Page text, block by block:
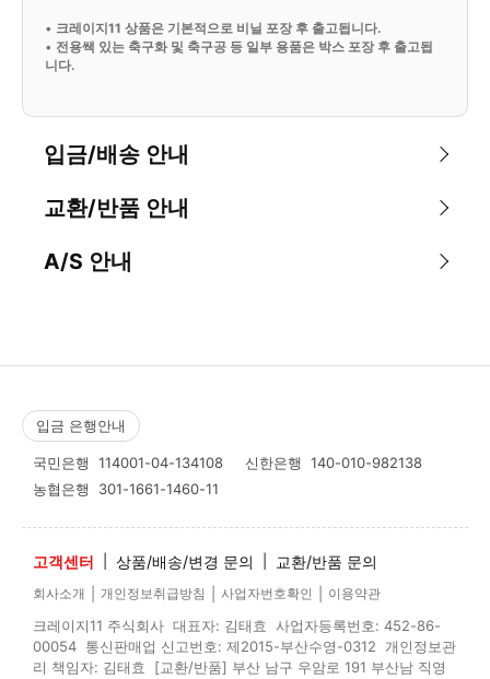
• 크레이지11 상품은 기본적으로 비닐 포장 후 출고됩니다.
• 전용쌕 있는 축구화 및 축구공 등 일부 용품은 박스 포장 후 출고됩
니다.
입금/배송 안내
교환/반품 안내
A/S 안내
입금 은행안내
국민은행 114001-04-134108 신한은행 140-010-982138
농협은행 301-1661-1460-11
고객센터 상품/배송/변경 문의 교환/반품 문의
회사소개 개인정보취급방침 사업자번호확인 이용약관
크레이지11 주식회사 대표자: 김태효 사업자등록번호: 452-86-
00054 통신판매업 신고번호: 제2015-부산수영-0312 개인정보관
리 책임자: 김태효 [교환/반품] 부산 남구 우암로 191 부산남 직영